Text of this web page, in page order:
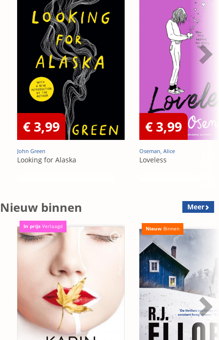
€ 3,99
John Green
Looking for Alaska
€ 3,99
Oseman, Alice
Loveless
Nieuw binnen Meer
In prijs Verlaagd Nieuw Binnen